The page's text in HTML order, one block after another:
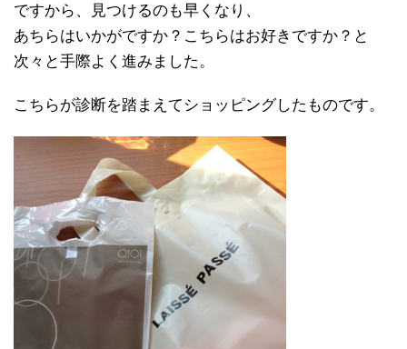
ですから、見つけるのも早くなり、
あちらはいかがですか？こちらはお好きですか？と
次々と手際よく進みました。
こちらが診断を踏まえてショッピングしたものです。